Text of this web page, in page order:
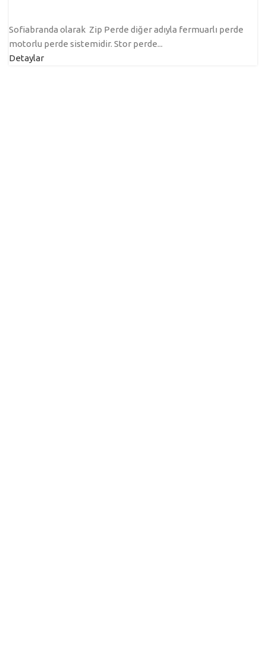
Sofiabranda olarak Zip Perde diğer adıyla fermuarlı perde
motorlu perde sistemidir. Stor perde...
Detaylar